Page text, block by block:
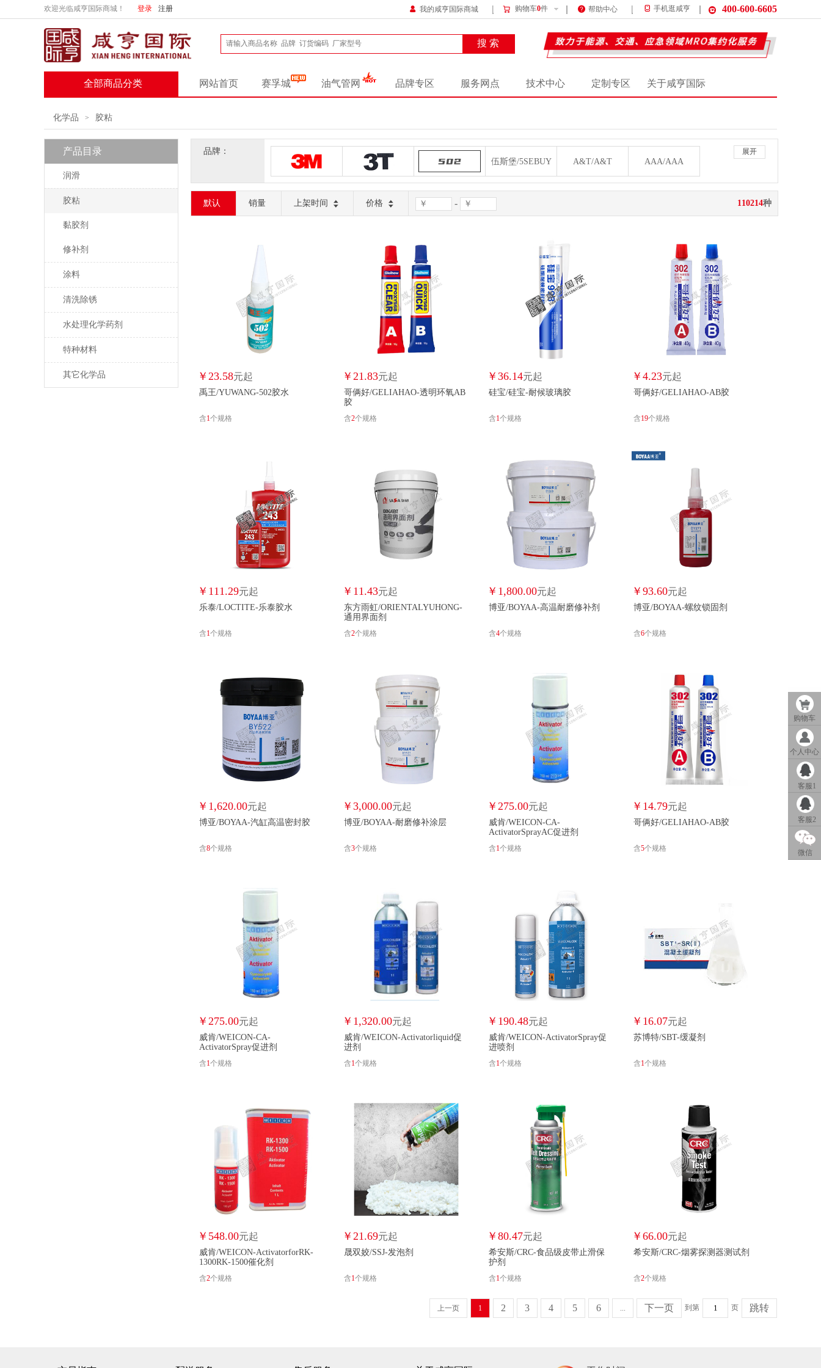
欢迎光临咸亨国际商城！ 登录 注册 我的咸亨国际商城 购物车0件 帮助中心 手机逛咸亨 400-600-6605
搜 索
全部商品分类 网站首页 赛孚城 油气管网 品牌专区 服务网点 技术中心 定制专区 关于咸亨国际
化学品 > 胶粘
产品目录
润滑
胶粘
黏胶剂
修补剂
涂料
清洗除锈
水处理化学药剂
特种材料
其它化学品
品牌：
3M/3M
502/502
伍斯堡/5SEBUY A&T/A&T AAA/AAA
亚当斯/ADAMS
ADZ/ADZ 奥锋/AF 安戈洛/AGL 阿诺/AHNO 爱必达/AIBIDA
艾立克/AILIKE 艾森/AIS
艾岩/AIYAN 永安固/ALLGLL 奥赛孚/ALLSAFE 奕澜/ALWAYSWAVE
阿莫西/AMOXI 阿纳缇/ANATI
安尔固/ANERGOO 安特固/ANGUTE 安品/ANPIN 安普达/ANPUDA
安全牌/ANQUANPAI
安然/ANRAN 奥持/AOCHI 奥德胜/AODESHENG
AOGO/AOGO 奥可/AOKE
奥丽达/AOLIDA 奥物/AOWU
百丽雅/BAILIYA 佰仕德/BAISHIDE 百石乐/BAISHILE
白云/BAIYUN
贝利斯/BALESS 邦尔固/BANGERGU BAODA/BAODA
宝格力/BAOGELI 宝立固/BAOLIGU 宝丽来/BAOLILAI 保涂新材料/BAOTU 保涂/BAOTU 瑞励/BARIAAUDIO
巴瑟夫/BASEFU 巴维斯/BAWEISI 百得/BDE 贝菲尔/BEIFEIER
贝柚/BEIYOU 贝尔佐纳/BELZONA 奔新农/BENXINNONG
贝索斯/BESOS 贝傅特/BFT
北化工/BHG
保赐利/BOTNY
搏亚/BOYA 博研/BOYAN 博远/BOYUAN
公牛/BULL 布克哈德/BURKHARDT 邦友/BY 倍佐纳/BZN 彩邦达/CAIBANGDA
彩弘/CAIHONG
才用/CAIYONG 苍宝/CANGBAO 卡本/CARBON 川东化工/CDHG 传动科技/CDKJ
超慧/CHAOHUI 超惠/CHAOHUI 诚鸿/CHENGHONG
中蓝晨光/CHENGRAND 晨夏/CHENXIA 尺越/CHIYUE
诚建/CJ 科顺/CKS
卡莱邦/CLYBOND
科顺/COLSON 高美/COMAC 齐心/COMIX 科创新源/COTRAN 创世纪/CSJ
正新轮胎/CST
村田稻夫/CTDF 臣轩红/CXH 大大防腐/DADA 大力/DALI
大力士胶业/DALISHIJIAOYE 道康宁/DAOKUNING 道全/DAOQUAN
德高/DEGAO
丁儿皇/DEH 得力/DELI 德力西/DELIXI
得复康/DEVCON DEWO/DEWO 东方明星/DFMX 电顺/DIANSHUN 鼎坚/DINGJIAN
鼎力/DINGLEE 鼎利/DINGLI 鼎祥/DINGXIANG 鼎业/DINGYE 帝鹏/DIPENG 帝致/DIZHI
东华/DONGHUA 东沐/DONGMU 东元/DONGYUAN 双一/DOUBLEONE
美国陶氏/DOW 道康宁/DOWCORNING 陶熙/DOWSIL 德克/DUCK 多乐士/DULUX
镀美/DUMEI
杜邦/DUPONT DYKEM/DYKEM 大禹神工/DYSG
公元/ERA
ERGO/ERGO 赛特/EXACT 辉柏嘉/FABER-CASTELL
展开
默认 销量 上架时间 价格 - 110214种
￥ 23.58元起
禹王/YUWANG-502胶水
含1个规格
￥ 21.83元起
哥俩好/GELIAHAO-透明环氧AB
胶
含2个规格
￥ 36.14元起
硅宝/硅宝-耐候玻璃胶
含1个规格
￥ 4.23元起
哥俩好/GELIAHAO-AB胶
含19个规格
￥ 111.29元起
乐泰/LOCTITE-乐泰胶水
含1个规格
￥ 11.43元起
东方雨虹/ORIENTALYUHONG-
通用界面剂
含2个规格
￥ 1,800.00元起
博亚/BOYAA-高温耐磨修补剂
含4个规格
￥ 93.60元起
博亚/BOYAA-螺纹锁固剂
含6个规格
￥ 1,620.00元起
博亚/BOYAA-汽缸高温密封胶
含8个规格
￥ 3,000.00元起
博亚/BOYAA-耐磨修补涂层
含3个规格
￥ 275.00元起
威肯/WEICON-CA-
ActivatorSprayAC促进剂
含1个规格
￥ 14.79元起
哥俩好/GELIAHAO-AB胶
含5个规格
￥ 275.00元起
威肯/WEICON-CA-
ActivatorSpray促进剂
含1个规格
￥ 1,320.00元起
威肯/WEICON-Activatorliquid促
进剂
含1个规格
￥ 190.48元起
威肯/WEICON-ActivatorSpray促
进喷剂
含1个规格
￥ 16.07元起
苏博特/SBT-缓凝剂
含1个规格
￥ 548.00元起
威肯/WEICON-ActivatorforRK-
1300RK-1500催化剂
含2个规格
￥ 21.69元起
晟双姣/SSJ-发泡剂
含1个规格
￥ 80.47元起
希安斯/CRC-食品级皮带止滑保
护剂
含1个规格
￥ 66.00元起
希安斯/CRC-烟雾探测器测试剂
含2个规格
上一页 1 2 3 4 5 6 ... 下一页 到第 页 跳转
购物车
个人中心
客服1
QQ客服
客服2
QQ客服
微信